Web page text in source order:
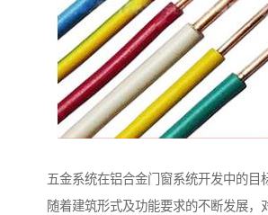
五金系统在铝合金门窗系统开发中的目
随着建筑形式及功能要求的不断发展，